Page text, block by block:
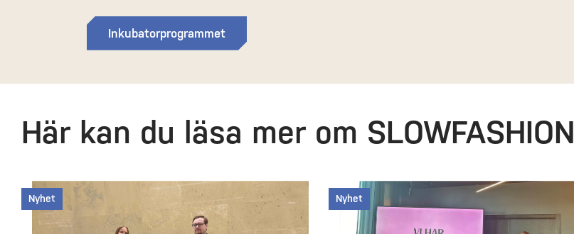
Inkubatorprogrammet
Här kan du läsa mer om SLOWFASHION
Nyhet Nyhet